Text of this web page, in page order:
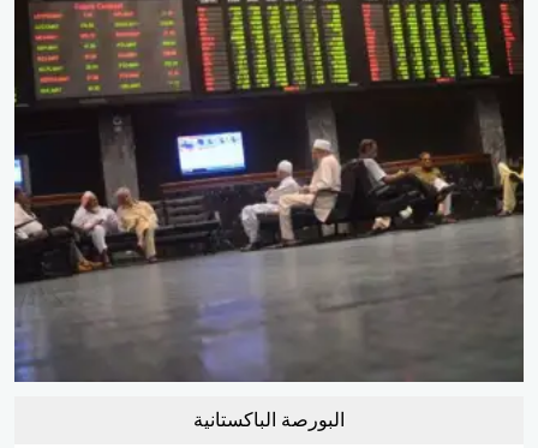
البورصة الباكستانية